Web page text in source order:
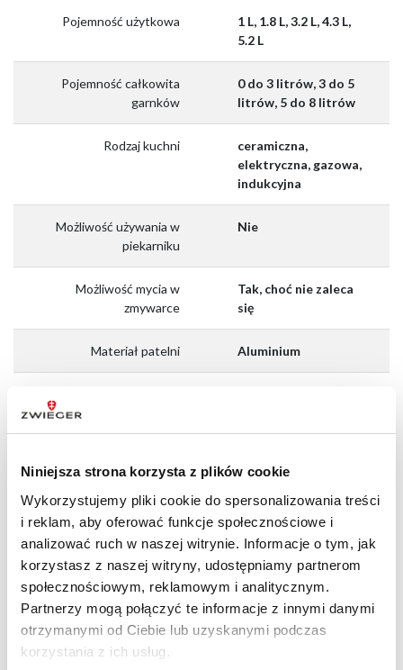
Niniejsza strona korzysta z plików cookie
Wykorzystujemy pliki cookie do spersonalizowania treści
i reklam, aby oferować funkcje społecznościowe i
analizować ruch w naszej witrynie. Informacje o tym, jak
korzystasz z naszej witryny, udostępniamy partnerom
społecznościowym, reklamowym i analitycznym.
Partnerzy mogą połączyć te informacje z innymi danymi
otrzymanymi od Ciebie lub uzyskanymi podczas
korzystania z ich usług.
Pojemność użytkowa
1 L, 1.8 L, 3.2 L, 4.3 L,
5.2 L
Pojemność całkowita
garnków
0 do 3 litrów, 3 do 5
litrów, 5 do 8 litrów
Rodzaj kuchni
ceramiczna,
elektryczna, gazowa,
indukcyjna
Możliwość używania w
piekarniku
Nie
Możliwość mycia w
zmywarce
Tak, choć nie zaleca
się
Materiał patelni Aluminium
Liczba garnków w
5
Gwarancja 2 lata
EAN 5904158100023
4.9